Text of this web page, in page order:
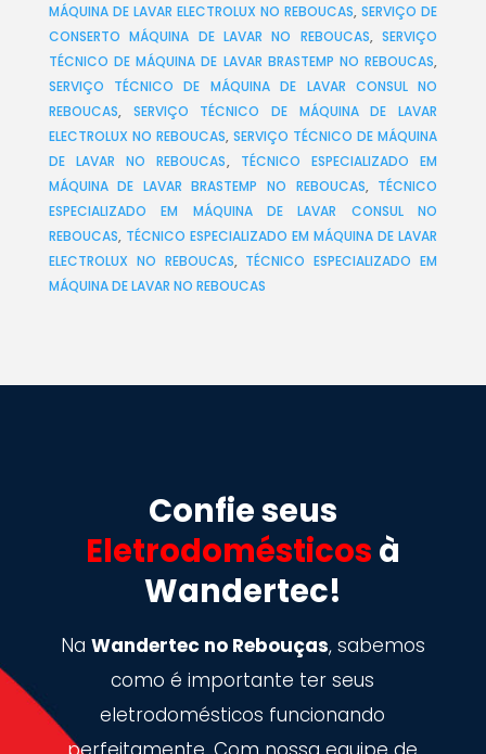
MÁQUINA DE LAVAR ELECTROLUX NO REBOUCAS,SERVIÇO DE
CONSERTO MÁQUINA DE LAVAR NO REBOUCAS,SERVIÇO
TÉCNICO DE MÁQUINA DE LAVAR BRASTEMP NO REBOUCAS,
SERVIÇO TÉCNICO DE MÁQUINA DE LAVAR CONSUL NO
REBOUCAS, SERVIÇO TÉCNICO DE MÁQUINA DE LAVAR
ELECTROLUX NO REBOUCAS,SERVIÇO TÉCNICO DE MÁQUINA
DE LAVAR NO REBOUCAS, TÉCNICO ESPECIALIZADO EM
MÁQUINA DE LAVAR BRASTEMP NO REBOUCAS, TÉCNICO
ESPECIALIZADO EM MÁQUINA DE LAVAR CONSUL NO
REBOUCAS, TÉCNICO ESPECIALIZADO EM MÁQUINA DE LAVAR
ELECTROLUX NO REBOUCAS, TÉCNICO ESPECIALIZADO EM
MÁQUINA DE LAVAR NO REBOUCAS
Confie seus
Eletrodomésticos à
Wandertec!
Na Wandertec no Rebouças, sabemos
como é importante ter seus
eletrodomésticos funcionando